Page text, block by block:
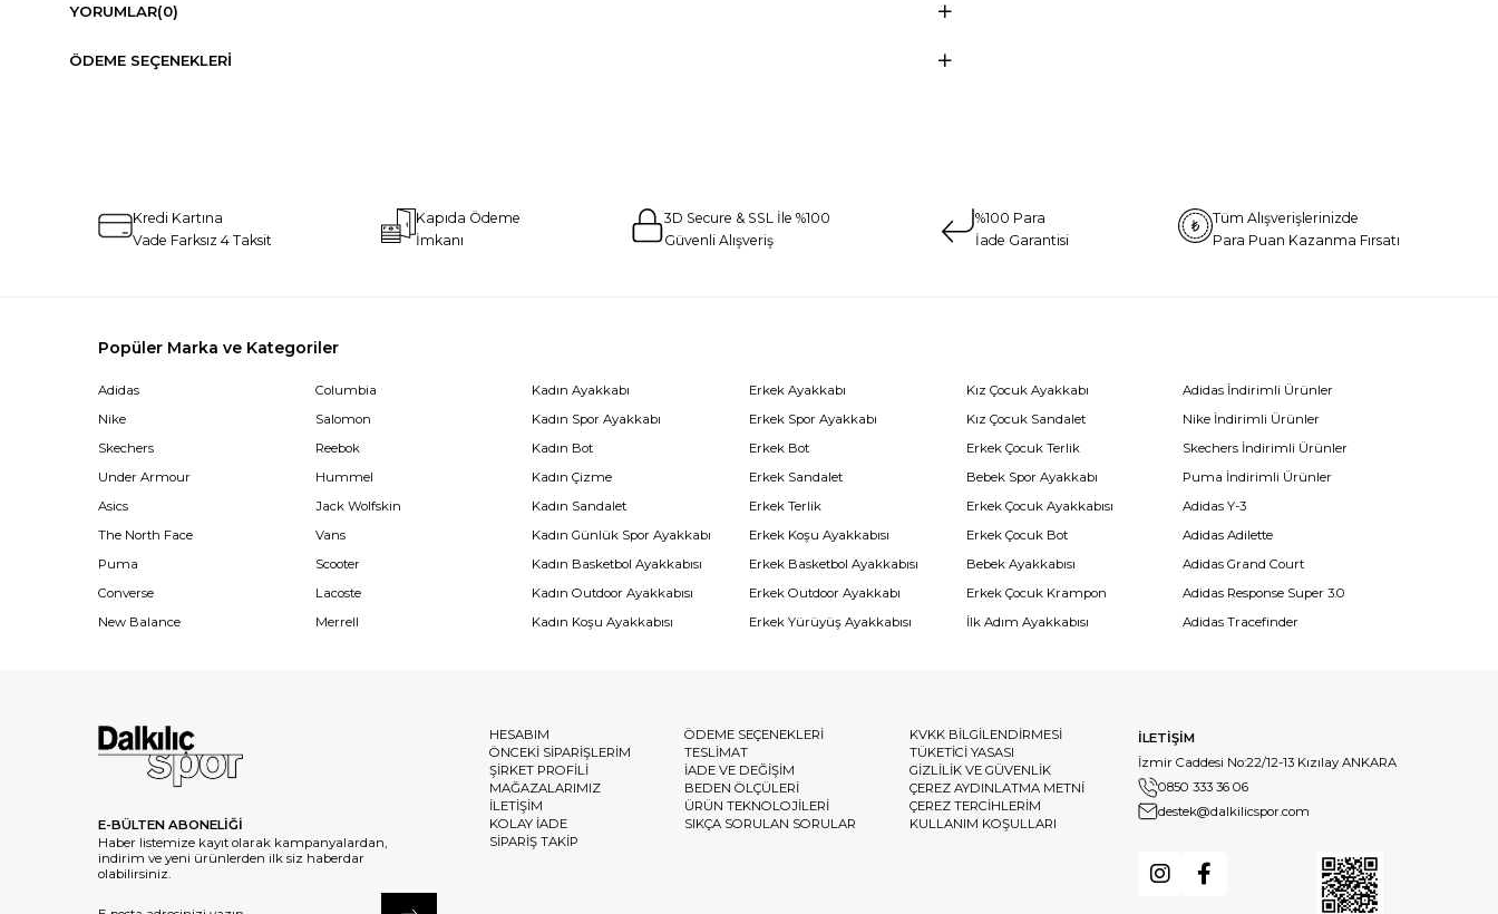
YORUMLAR(0)
ÖDEME SEÇENEKLERI
Kredi Kartına
Vade Farksız 4 Taksit
Kapıda Ödeme
İmkanı
3D Secure & SSL İle %100
Güvenli Alışveriş
%100 Para
İade Garantisi
Tüm Alışverişlerinizde
Para Puan Kazanma Fırsatı
Popüler Marka ve Kategoriler
Adidas
Nike
Skechers
Under Armour
Asics
The North Face
Puma
Converse
New Balance
Columbia
Salomon
Reebok
Hummel
Jack Wolfskin
Vans
Scooter
Lacoste
Merrell
Kadın Ayakkabı
Kadın Spor Ayakkabı
Kadın Bot
Kadın Çizme
Kadın Sandalet
Kadın Günlük Spor Ayakkabı
Kadın Basketbol Ayakkabısı
Kadın Outdoor Ayakkabısı
Kadın Koşu Ayakkabısı
Erkek Ayakkabı
Erkek Spor Ayakkabı
Erkek Bot
Erkek Sandalet
Erkek Terlik
Erkek Koşu Ayakkabısı
Erkek Basketbol Ayakkabısı
Erkek Outdoor Ayakkabı
Erkek Yürüyüş Ayakkabısı
Kız Çocuk Ayakkabı
Kız Çocuk Sandalet
Erkek Çocuk Terlik
Bebek Spor Ayakkabı
Erkek Çocuk Ayakkabısı
Erkek Çocuk Bot
Bebek Ayakkabısı
Erkek Çocuk Krampon
İlk Adım Ayakkabısı
Adidas İndirimli Ürünler
Nike İndirimli Ürünler
Skechers İndirimli Ürünler
Puma İndirimli Ürünler
Adidas Y-3
Adidas Adilette
Adidas Grand Court
Adidas Response Super 3.0
Adidas Tracefinder
E-BÜLTEN ABONELİĞİ
Haber listemize kayıt olarak kampanyalardan,
indirim ve yeni ürünlerden ilk siz haberdar
olabilirsiniz.
HESABIM
ÖNCEKİ SİPARİŞLERİM
ŞİRKET PROFİLİ
MAĞAZALARIMIZ
İLETİŞİM
KOLAY İADE
SİPARİŞ TAKİP
ÖDEME SEÇENEKLERİ
TESLİMAT
İADE VE DEĞİŞİM
BEDEN ÖLÇÜLERİ
ÜRÜN TEKNOLOJİLERİ
SIKÇA SORULAN SORULAR
KVKK BİLGİLENDİRMESİ
TÜKETİCİ YASASI
GİZLİLİK VE GÜVENLİK
ÇEREZ AYDINLATMA METNİ
ÇEREZ TERCİHLERİM
KULLANIM KOŞULLARI
İLETİŞİM
İzmir Caddesi No:22/12-13 Kızılay ANKARA
0850 333 36 06
destek@dalkilicspor.com